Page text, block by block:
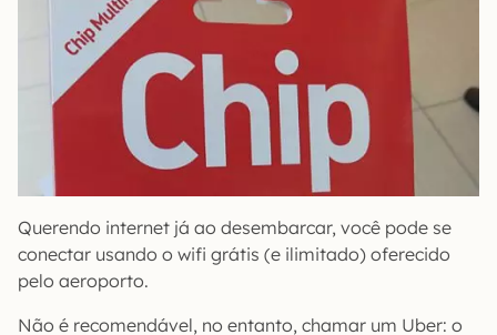
Querendo internet já ao desembarcar, você pode se
conectar usando o wifi grátis (e ilimitado) oferecido
pelo aeroporto.
Não é recomendável, no entanto, chamar um Uber: o